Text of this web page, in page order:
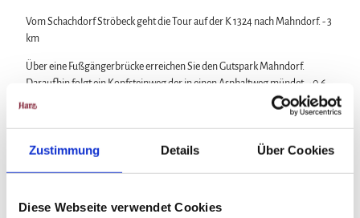
Zustimmung Details Über Cookies
Diese Webseite verwendet Cookies
Vom Schachdorf Ströbeck geht die Tour auf der K 1324 nach Mahndorf. - 3
km
Über eine Fußgängerbrücke erreichen Sie den Gutspark Mahndorf.
Daraufhin folgt ein Kopfsteinweg der in einen Asphaltweg mündet. - 0,6
km
Von hier aus fahren Sie von der Feldscheune Mahndorf über die L 82 bis
nach Böhnshausen. -2,4 km
Dort nehmen die im Kreisel die 2. Ausfahrt Richtung Langenstein.
Sie erreichen Langenstein indem Sie die Bahnstrecke und die B 81